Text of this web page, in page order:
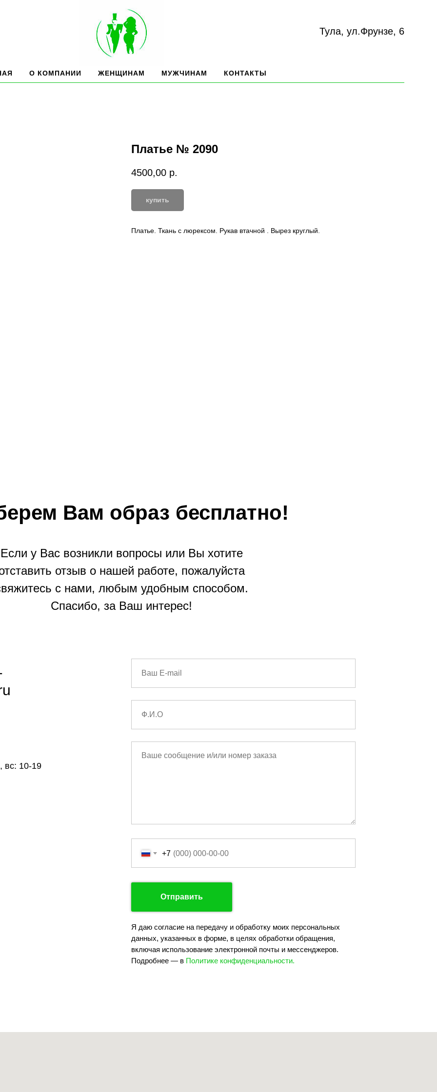
Тула, ул.Фрунзе, 6
О КОМПАНИИ ЖЕНЩИНАМ МУЖЧИНАМ КОНТАКТЫ
Платье № 2090
4500,00 р.
купить
Платье. Ткань с люрексом. Рукав втачной . Вырез круглый.
Вам образ бесплатно!
Если у Вас возникли вопросы или Вы хотите
отзыв о нашей работе, пожалуйста
с нами, любым удобным способом.
Спасибо, за Ваш интерес!
вс: 10-19
+7
Отправить
Я даю согласие на передачу и обработку моих персональных
данных, указанных в форме, в целях обработки обращения,
включая использование электронной почты и мессенджеров.
Подробнее — в Политике конфиденциальности.